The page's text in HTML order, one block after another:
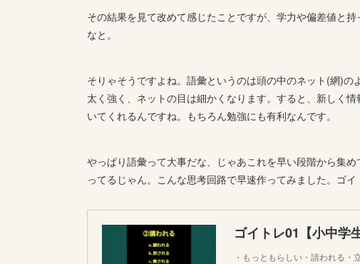
その結果を見て改めて感じたことですが、学力や偏差値と
なと。
そりゃそうですよね。語彙というのは頭の中のネット(網)
太く強く、ネットの目は細かくなります。すると、新しく
いてくれるんですね。もちろん勉強にも有利なんです。
やっぱり語彙って大事だな、じゃあこれを早い段階から集
ってるじゃん。こんな思考回路で早速作ってみました。ゴイ
ゴイトレ01【小中学
・もっともらしい・請われる・